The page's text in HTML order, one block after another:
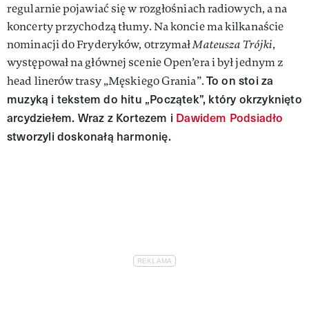
regularnie pojawiać się w rozgłośniach radiowych, a na
koncerty przychodzą tłumy. Na koncie ma kilkanaście
nominacji do Fryderyków, otrzymałMateusza Trójki,
występował na głównej scenie Open’era i był jednym z
head linerów trasy „Męskiego Grania”.To on stoi za
muzyką i tekstem do hitu „Początek”, który okrzyknięto
arcydziełem. Wraz z Kortezem i Dawidem Podsiadło
stworzyli doskonałą harmonię.